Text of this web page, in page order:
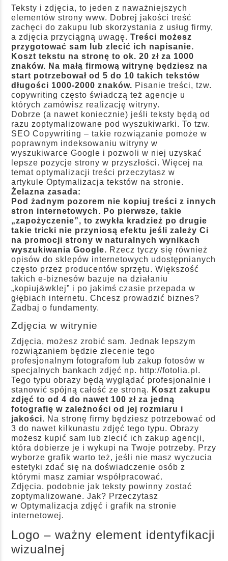
Teksty i zdjęcia, to jeden z naważniejszych
elementów strony www. Dobrej jakości treść
zachęci do zakupu lub skorzystania z usług firmy,
a zdjęcia przyciągną uwagę.Treści możesz
przygotować sam lub zlecić ich napisanie.
Koszt tekstu na stronę to ok. 20 zł za 1000
znaków. Na małą firmową witrynę będziesz na
start potrzebował od 5 do 10 takich tekstów
długości 1000-2000 znaków. Pisanie treści, tzw.
copywriting często świadczą też agencje u
których zamówisz realizację witryny.
Dobrze (a nawet koniecznie) jeśli teksty będą od
razu zoptymalizowane pod wyszukiwarki. To tzw.
SEO Copywriting – takie rozwiązanie pomoże w
poprawnym indeksowaniu witryny w
wyszukiwarce Google i pozwoli w niej uzyskać
lepsze pozycje strony w przyszłości. Więcej na
temat optymalizacji treści przeczytasz w
artykuleOptymalizacja tekstów na stronie.
Żelazna zasada:
Pod żadnym pozorem nie kopiuj treści z innych
stron internetowych. Po pierwsze, takie
„zapożyczenie”, to zwykła kradzież po drugie
takie tricki nie przyniosą efektu jeśli zależy Ci
na promocji strony w naturalnych wynikach
wyszukiwania Google. Rzecz tyczy się również
opisów do sklepów internetowych udostępnianych
często przez producentów sprzętu. Większość
takich e-biznesów bazuje na działaniu
„kopiuj&wklej” i po jakimś czasie przepada w
głębiach internetu. Chcesz prowadzić biznes?
Zadbaj o fundamenty.
Zdjęcia w witrynie
Zdjęcia, możesz zrobić sam. Jednak lepszym
rozwiązaniem będzie zlecenie tego
profesjonalnym fotografom lub zakup fotosów w
specjalnych bankach zdjęć np. http://fotolia.pl .
Tego typu obrazy będą wyglądać profesjonalnie i
stanowić spójną całość ze stroną. Koszt zakupu
zdjęć to od 4 do nawet 100 zł za jedną
fotografię w zależności od jej rozmiaru i
jakości. Na stronę firmy będziesz potrzebować od
3 do nawet kilkunastu zdjęć tego typu. Obrazy
możesz kupić sam lub zlecić ich zakup agencji,
która dobierze je i wykupi na Twoje potrzeby. Przy
wyborze grafik warto też, jeśli nie masz wyczucia
estetyki zdać się na doświadczenie osób z
którymi masz zamiar współpracować.
Zdjęcia, podobnie jak teksty powinny zostać
zoptymalizowane. Jak? Przeczytasz
wOptymalizacja zdjęć i grafik na stronie
internetowej.
Logo – ważny element identyfikacji
wizualnej